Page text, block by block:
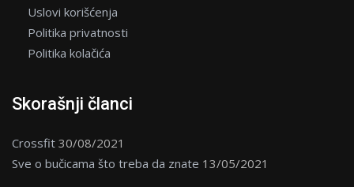
Uslovi korišćenja
Politika privatnosti
Politika kolačića
Skorašnji članci
Crossfit 30/08/2021
Sve o bučicama što treba da znate 13/05/2021